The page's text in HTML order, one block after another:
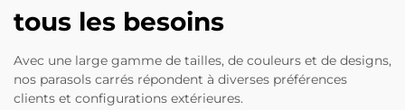
tous les besoins
Avec une large gamme de tailles, de couleurs et de designs,
nos parasols carrés répondent à diverses préférences
clients et configurations extérieures.